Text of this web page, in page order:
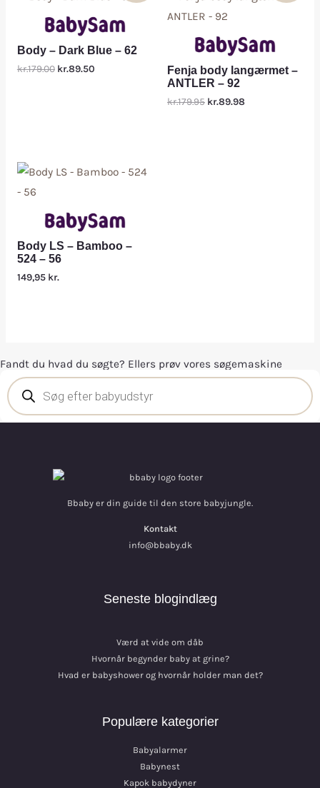
Body – Dark Blue – 62
kr.179.00 kr.89.50
Fenja body langærmet –
ANTLER – 92
kr.179.95 kr.89.98
Body LS – Bamboo –
524 – 56
149,95 kr.
Fandt du hvad du søgte? Ellers prøv vores søgemaskine
Bbaby er din guide til den store babyjungle.
Kontakt
info@bbaby.dk
Seneste blogindlæg
Værd at vide om dåb
Hvornår begynder baby at grine?
Hvad er babyshower og hvornår holder man det?
Populære kategorier
Babyalarmer
Babynest
Kapok babydyner